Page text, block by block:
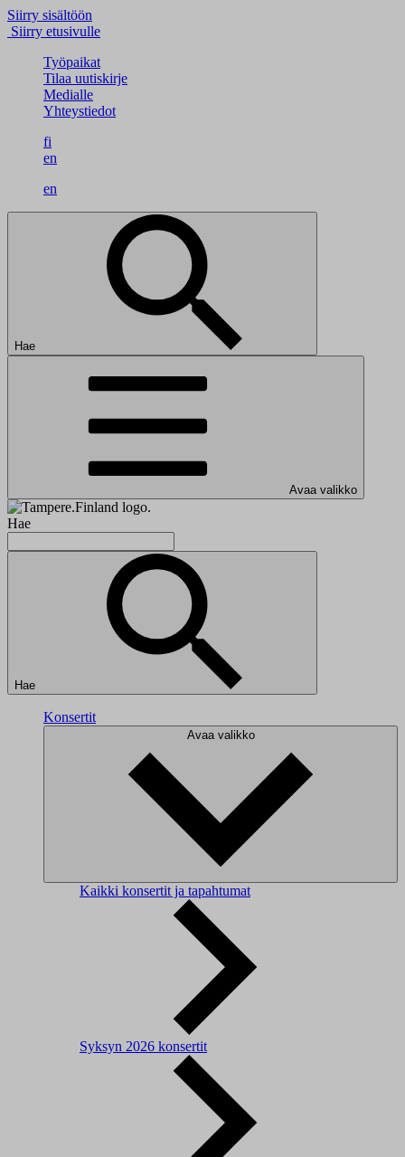
Siirry sisältöön
Siirry etusivulle
Työpaikat
Tilaa uutiskirje
Medialle
Yhteystiedot
fi
en
en
Hae
Avaa valikko
Hae
Hae
Konsertit
Avaa valikko
Kaikki konsertit ja tapahtumat
Syksyn 2026 konsertit